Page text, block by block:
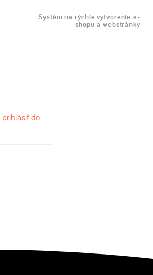
Systém na rýchle vytvorenie e-
shopu a webstránky
prihlásiť do